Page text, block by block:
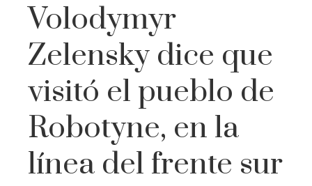
Volodymyr
Zelensky dice que
visitó el pueblo de
Robotyne, en la
línea del frente sur